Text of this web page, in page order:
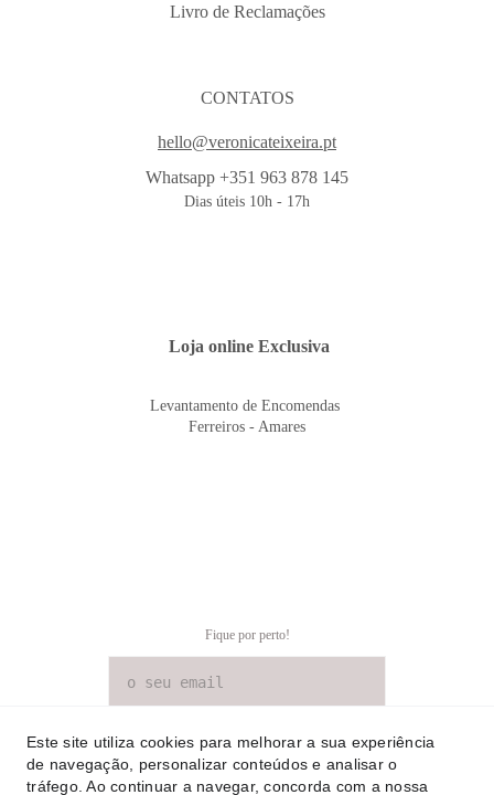
Fique por perto!
Loja online Exclusiva
Livro de Reclamações
CONTATOS
Whatsapp +351 963 878 145
Dias úteis 10h - 17h
hello@veronicateixeira.pt
Levantamento de Encomendas
Ferreiros - Amares
Este site utiliza cookies para melhorar a sua experiência
de navegação, personalizar conteúdos e analisar o
tráfego. Ao continuar a navegar, concorda com a nossa